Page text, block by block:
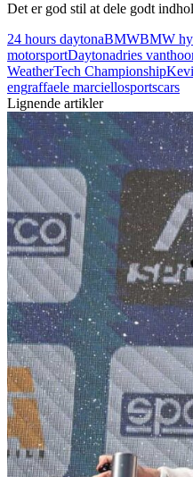
Det er god stil at dele godt
24 hours daytonaBMWBMW
motorsportDaytonadries
WeatherTech Championship
engraffaele marciellosportscars
Lignende artikler